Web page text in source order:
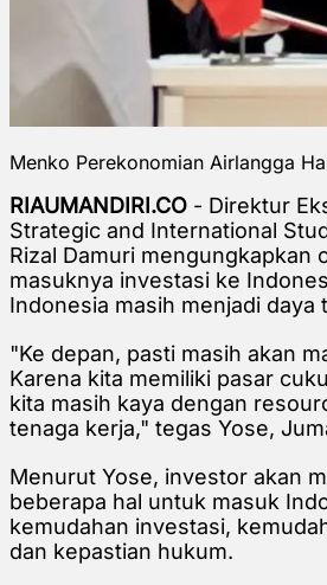
Menko Perekonomian Airlangga
RIAUMANDIRI.CO - Direktur
Strategic and International
Rizal Damuri mengungkapkan
masuknya investasi ke
Indonesia masih menjadi daya
"Ke depan, pasti masih akan
Karena kita memiliki pasar
kita masih kaya dengan
tenaga kerja," tegas Yose,
Menurut Yose, investor akan
beberapa hal untuk masuk
kemudahan investasi,
dan kepastian hukum.